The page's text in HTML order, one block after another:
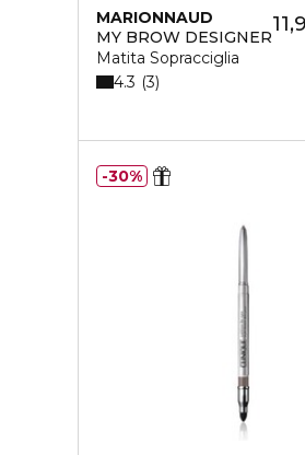
MARIONNAUD
MY BROW DESIGNER
Matita Sopracciglia
4.3 3
30%